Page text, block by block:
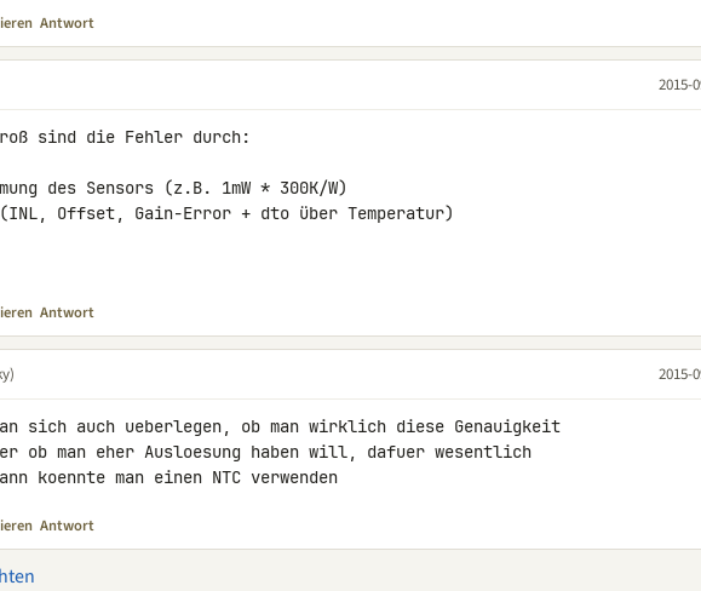
Antwort
2015-
sind die Fehler durch:
des Sensors (z.B. 1mW * 300K/W)
(INL, Offset, Gain-Error + dto über Temperatur)
Antwort
2015-
sich auch ueberlegen, ob man wirklich diese Genauigkeit
ob man eher Ausloesung haben will, dafuer wesentlich
koennte man einen NTC verwenden
Antwort